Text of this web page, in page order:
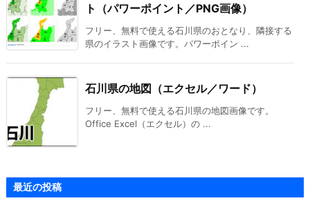
ト（パワーポイント／PNG画像）
フリー、無料で使える石川県のおとなり、隣接する
県のイラスト画像です。パワーポイン ...
石川県の地図（エクセル／ワード）
フリー、無料で使える石川県の地図画像です。
Office Excel（エクセル）の ...
最近の投稿